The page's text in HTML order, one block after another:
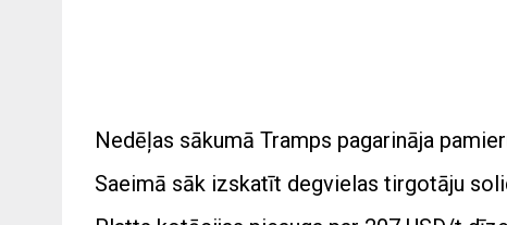
Nedēļas sākumā Tramps pagarināja
Saeimā sāk izskatīt degvielas tirgotāju